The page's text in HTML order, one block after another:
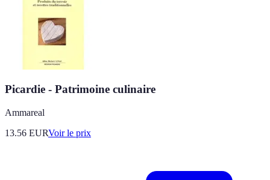
Picardie - Patrimoine culinaire
Ammareal
13.56 EURVoir le prix